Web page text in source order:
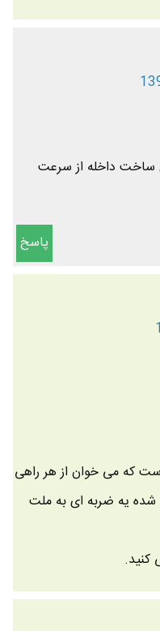
ساخت داخله از سرعت
پاسخ
که می خوان از هر راهی
شده یه ضربه ای به ملت
کنید.